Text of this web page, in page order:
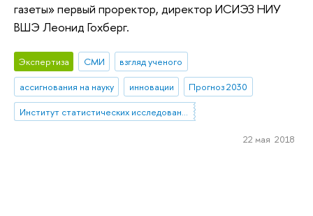
газеты» первый проректор, директор ИСИЭЗ НИУ
ВШЭ Леонид Гохберг.
Экспертиза СМИ
взгляд ученого
ассигнования на науку
инновации
Прогноз 2030
22 мая 2018